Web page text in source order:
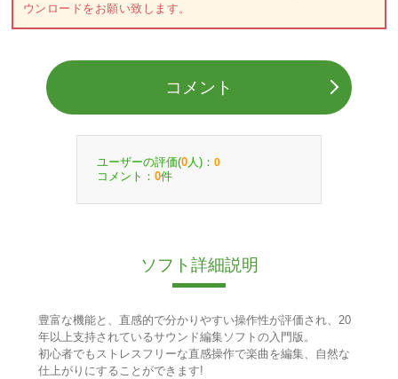
ウンロードをお願い致します。
コメント
ユーザーの評価(0 人)： 0
コメント： 0件
ソフト詳細説明
豊富な機能と、直感的で分かりやすい操作性が評価され、20
年以上支持されているサウンド編集ソフトの入門版。
初心者でもストレスフリーな直感操作で楽曲を編集、自然な
仕上がりにすることができます!